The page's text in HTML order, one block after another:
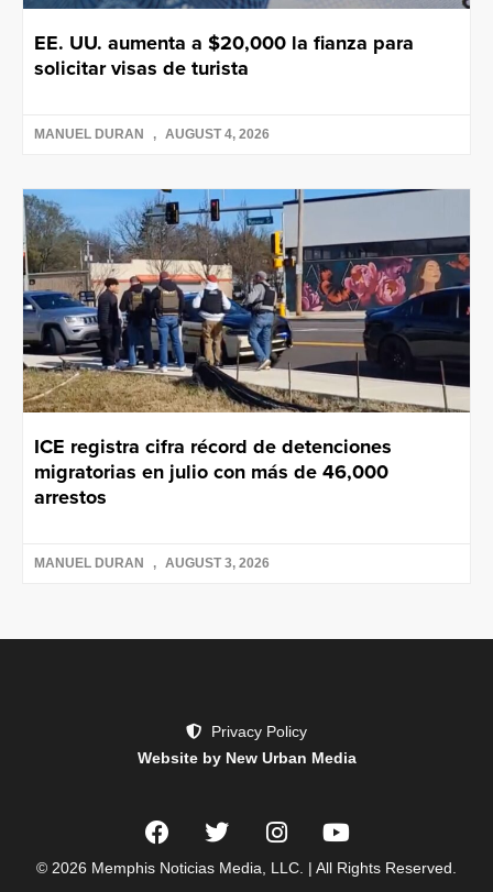
EE. UU. aumenta a $20,000 la fianza para
solicitar visas de turista
MANUEL DURAN AUGUST 4, 2026
ICE registra cifra récord de detenciones
migratorias en julio con más de 46,000
arrestos
MANUEL DURAN AUGUST 3, 2026
Privacy Policy
Website by New Urban Media
© 2026 Memphis Noticias Media, LLC. | All Rights Reserved.